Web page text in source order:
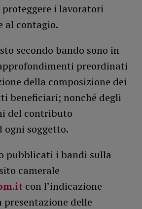
i lavoratori
al contagio.
secondo bando sono in
preordinati
della composizione dei
beneficiari; nonché degli
del contributo
ogni soggetto.
pubblicati i bandi sulla
camerale
con l’indicazione
presentazione delle